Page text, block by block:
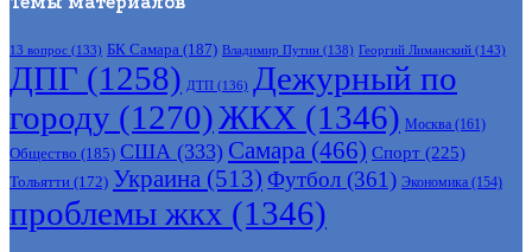
13 вопрос (133) БК Самара (187) Владимир Путин (138) Георгий Лиманский (143)
ДПГ (1258) ДТП (136) Дежурный по
городу (1270)ЖКХ (1346) Москва (161)
Общество (185) США (333) Самара (466) Спорт (225)
Тольятти (172) Украина (513) Футбол (361) Экономика (154)
проблемы жкх (1346)